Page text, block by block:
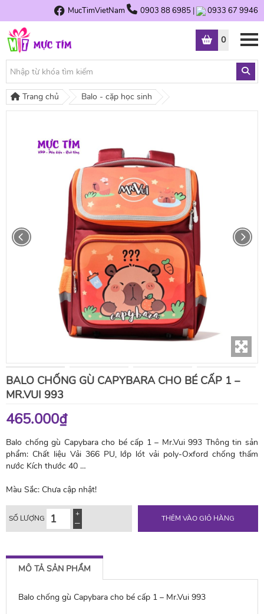
MucTimVietNam 0903 88 6985 | 0933 67 9946
0
Trang chủ Balo - cặp học sinh
BALO CHỐNG GÙ CAPYBARA CHO BÉ CẤP 1 –
MR.VUI 993
465.000₫
Balo chống gù Capybara cho bé cấp 1 – Mr.Vui 993 Thông tin sản
phẩm: Chất liệu Vải 366 PU, lớp lót vải poly-Oxford chống thấm
nước Kích thước 40 …
Màu Sắc: Chưa cập nhật!
SỐ LƯỢNG THÊM VÀO GIỎ HÀNG
MÔ TẢ SẢN PHẨM
Balo chống gù Capybara cho bé cấp 1 – Mr.Vui 993